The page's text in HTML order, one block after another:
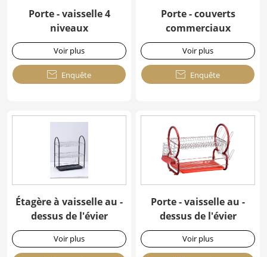
Porte - vaisselle 4
niveaux
Voir plus
 Enquête
Porte - couverts
commerciaux
Voir plus
 Enquête
Étagère à vaisselle au -
dessus de l'évier
Voir plus
Porte - vaisselle au -
dessus de l'évier
Voir plus